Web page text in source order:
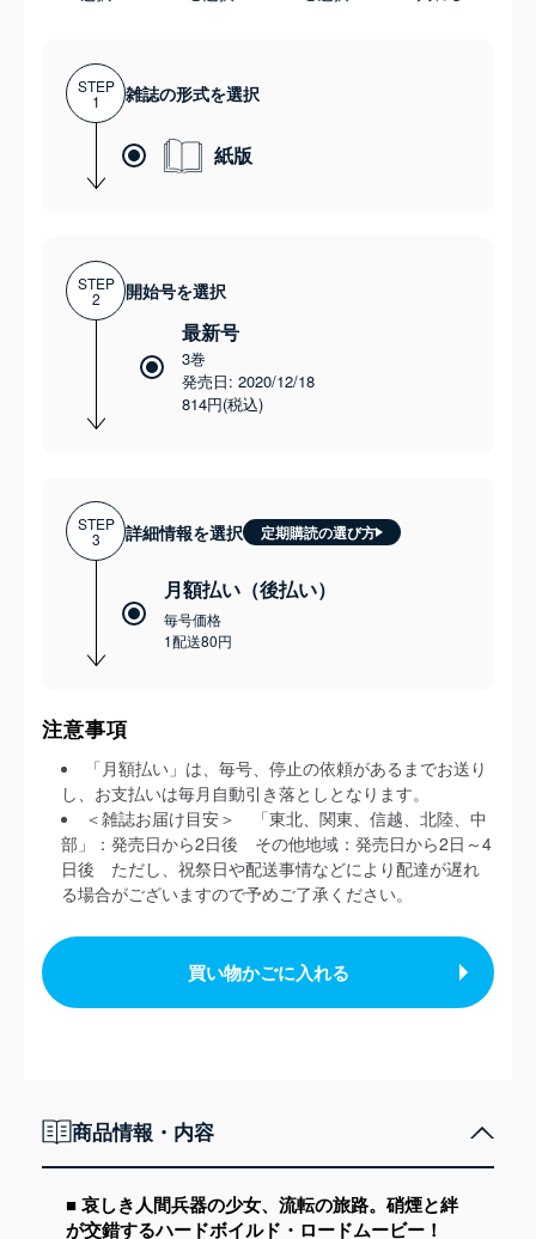
STEP
1 雑誌の形式を選択
紙版
STEP
2 開始号を選択
最新号
3巻
発売日: 2020/12/18
814円(税込)
STEP
3 詳細情報を選択 定期購読の選び方
月額払い（後払い）
毎号価格
1配送80円
注意事項
「月額払い」は、毎号、停止の依頼があるまでお送り
し、お支払いは毎月自動引き落としとなります。
＜雑誌お届け目安＞ 「東北、関東、信越、北陸、中
部」：発売日から2日後 その他地域：発売日から2日～4
日後 ただし、祝祭日や配送事情などにより配達が遅れ
る場合がございますので予めご了承ください。
買い物かごに入れる
商品情報・内容
■ 哀しき人間兵器の少女、流転の旅路。硝煙と絆
が交錯するハードボイルド・ロードムービー！